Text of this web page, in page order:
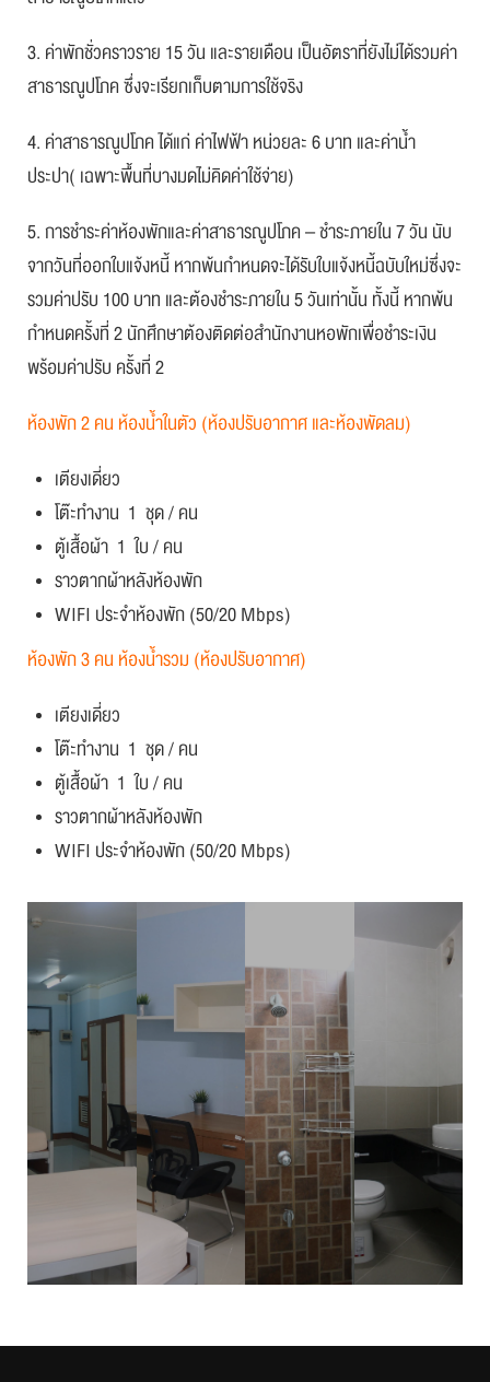
3. ค่าพักชั่วคราวราย 15 วัน และรายเดือน เป็นอัตราที่ยังไม่ได้รวมค่า
สาธารณูปโภค ซึ่งจะเรียกเก็บตามการใช้จริง
4. ค่าสาธารณูปโภค ได้แก่ ค่าไฟฟ้า หน่วยละ 6 บาท และค่าน้ำ
ประปา( เฉพาะพื้นที่บางมดไม่คิดค่าใช้จ่าย)
5. การชำระค่าห้องพักและค่าสาธารณูปโภค – ชำระภายใน 7 วัน นับ
จากวันที่ออกใบแจ้งหนี้ หากพ้นกำหนดจะได้รับใบแจ้งหนี้ฉบับใหม่ซึ่งจะ
รวมค่าปรับ 100 บาท และต้องชำระภายใน 5 วันเท่านั้น ทั้งนี้ หากพ้น
กำหนดครั้งที่ 2 นักศึกษาต้องติดต่อสำนักงานหอพักเพื่อชำระเงิน
พร้อมค่าปรับ ครั้งที่ 2
ห้องพัก 2 คน ห้องน้ำในตัว (ห้องปรับอากาศ และห้องพัดลม)
เตียงเดี่ยว
โต๊ะทำงาน 1 ชุด / คน
ตู้เสื้อผ้า 1 ใบ / คน
ราวตากผ้าหลังห้องพัก
WIFI ประจำห้องพัก (50/20 Mbps)
ห้องพัก 3 คน ห้องน้ำรวม (ห้องปรับอากาศ)
เตียงเดี่ยว
โต๊ะทำงาน 1 ชุด / คน
ตู้เสื้อผ้า 1 ใบ / คน
ราวตากผ้าหลังห้องพัก
WIFI ประจำห้องพัก (50/20 Mbps)